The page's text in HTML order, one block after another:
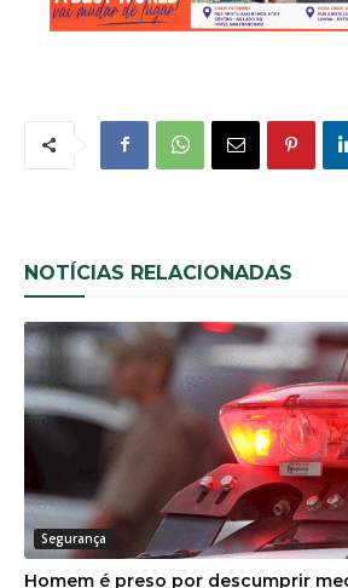
Homem é preso por descumprir
em Urussanga